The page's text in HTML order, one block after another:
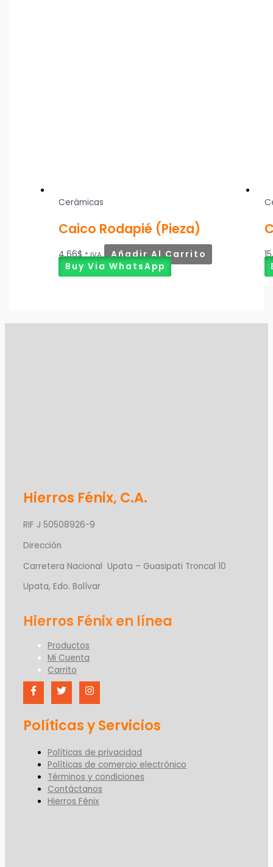
Cerámicas
Caico Rodapié (Pieza)
4,66$ * IVA
Añadir Al Carrito
Buy Via WhatsApp
Hierros Fénix, C.A.
RIF J 50508926-9
Dirección
Carretera Nacional Upata – Guasipati Troncal 10
Upata, Edo. Bolívar
Productos
Mi Cuenta
Carrito
Políticas y Servicios
Políticas de privacidad
Políticas de comercio electrónico
Términos y condiciones
Contáctanos
Hierros Fénix